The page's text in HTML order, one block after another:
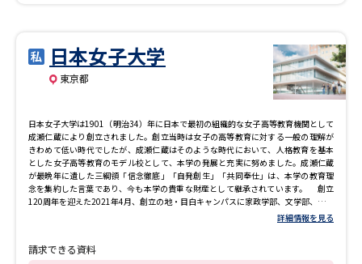
日本女子大学
東京都
日本女子大学は1901（明治34）年に日本で最初の組織的な女子高等教育機関として
成瀬仁蔵により創立されました。創立当時は女子の高等教育に対する一般の理解が
きわめて低い時代でしたが、成瀬仁蔵はそのような時代において、人格教育を基本
とした女子高等教育のモデル校として、本学の発展と充実に努めました。成瀬仁蔵
が最晩年に遺した三綱領「信念徹底」「自発創生」「共同奉仕」は、本学の教育理
念を集約した言葉であり、今も本学の貴重な財産として継承されています。 創立
120周年を迎えた2021年4月、創立の地・目白キャンパスに家政学部、文学部、人間
社会学部、理学部の全学部（当時）を統合、本学卒業生であり世界的な建築家 妹島
和世氏のグランドデザインにより新たに整備された目白キャンパス（東京都文京
年度の国際文化学部、2024年度の建築デザイン学部、2025年度の食科学部に続き、
詳細情報を見る
請求できる資料